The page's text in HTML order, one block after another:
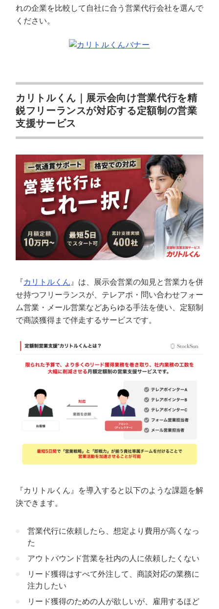
れの企業を比較して自社に合う営業代行会社を選んで
ください。
カリトルくん｜展示会向け営業代行を精
鋭フリーランスが対応する定額制の営業
支援サービス
『カリトルくん 』は、展示会営業の知見と営業力を併
せ持つフリーランスが、テレアポ・問い合わせフォー
ム営業・メール営業などあらゆる手法を使い、定額制
で商談獲得まで伴走するサービスです。
『カリトルくん』を導入すると以下のような課題を解
決できます。
営業代行に依頼したら、想定より費用が高くなっ
た
アウトバウンド営業を社内の人に依頼したくない
リード獲得はすべて外注して、商談対応の業務に
注力したい
リード獲得のための人が欲しいが、雇用するほど